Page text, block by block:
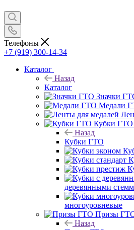
Телефоны
+7 (919) 300-14-34
Каталог
Назад
Каталог
Значки
Медали
Кубки ГТО
Назад
Кубки ГТО
деревянными
многоуровневые
Призы
Назад